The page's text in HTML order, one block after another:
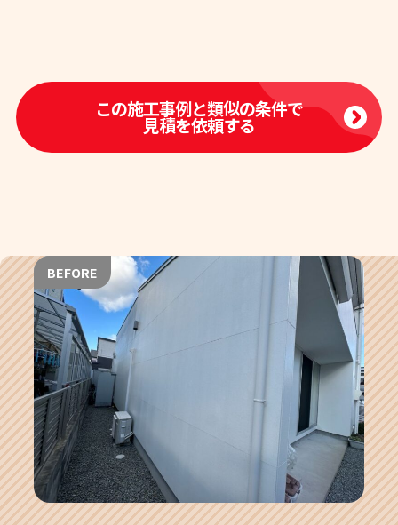
この施工事例と類似の条件で
見積を依頼する
BEFORE